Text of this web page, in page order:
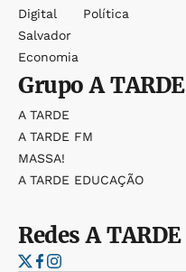
Digital
Salvador
Economia
Política
GrupoA TARDE
A TARDE
A TARDE FM
MASSA!
A TARDE EDUCAÇÃO
RedesA TARDE